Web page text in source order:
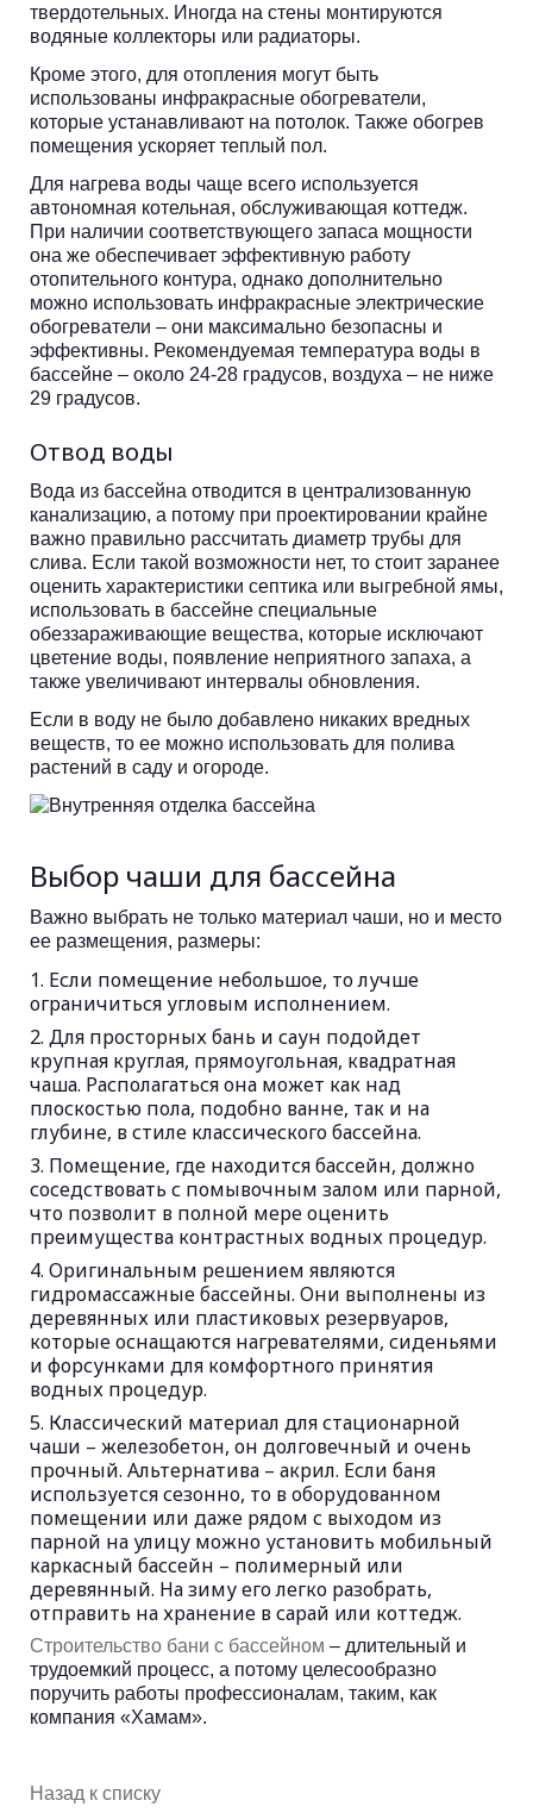
твердотельных. Иногда на стены монтируются
водяные коллекторы или радиаторы.
Кроме этого, для отопления могут быть
использованы инфракрасные обогреватели,
которые устанавливают на потолок. Также обогрев
помещения ускоряет теплый пол.
Для нагрева воды чаще всего используется
автономная котельная, обслуживающая коттедж.
При наличии соответствующего запаса мощности
она же обеспечивает эффективную работу
отопительного контура, однако дополнительно
можно использовать инфракрасные электрические
обогреватели – они максимально безопасны и
эффективны. Рекомендуемая температура воды в
бассейне – около 24-28 градусов, воздуха – не ниже
29 градусов.
Отвод воды
Вода из бассейна отводится в централизованную
канализацию, а потому при проектировании крайне
важно правильно рассчитать диаметр трубы для
слива. Если такой возможности нет, то стоит заранее
оценить характеристики септика или выгребной ямы,
использовать в бассейне специальные
обеззараживающие вещества, которые исключают
цветение воды, появление неприятного запаха, а
также увеличивают интервалы обновления.
Если в воду не было добавлено никаких вредных
веществ, то ее можно использовать для полива
растений в саду и огороде.
Выбор чаши для бассейна
Важно выбрать не только материал чаши, но и место
ее размещения, размеры:
Если помещение небольшое, то лучше
ограничиться угловым исполнением.
Для просторных бань и саун подойдет
крупная круглая, прямоугольная, квадратная
чаша. Располагаться она может как над
плоскостью пола, подобно ванне, так и на
глубине, в стиле классического бассейна.
Помещение, где находится бассейн, должно
соседствовать с помывочным залом или парной,
что позволит в полной мере оценить
преимущества контрастных водных процедур.
Оригинальным решением являются
гидромассажные бассейны. Они выполнены из
деревянных или пластиковых резервуаров,
которые оснащаются нагревателями, сиденьями
и форсунками для комфортного принятия
водных процедур.
Классический материал для стационарной
чаши – железобетон, он долговечный и очень
прочный. Альтернатива – акрил. Если баня
используется сезонно, то в оборудованном
помещении или даже рядом с выходом из
парной на улицу можно установить мобильный
каркасный бассейн – полимерный или
деревянный. На зиму его легко разобрать,
отправить на хранение в сарай или коттедж.
Строительство бани с бассейном – длительный и
трудоемкий процесс, а потому целесообразно
поручить работы профессионалам, таким, как
компания «Хамам».
Назад к списку